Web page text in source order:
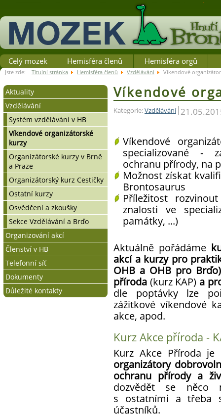
Celý mozek Hemisféra členů Hemisféra orgů
Jste zde: Titulní stránka Hemisféra členů Vzdělávání Víkendové
Aktuality
Zprávy/Výzvy
Důležitá sdělení
Kalendář vzdělávacích akcí
Terminář
Vzdělávání
Systém vzdělávání v HB
Víkendové organizátorské
kurzy
Organizátorské kurzy v Brně
a Praze
Organizátorský kurz Cestičky
Ostatní kurzy
Osvědčení a zkoušky
Sekce Vzdělávání a Brďo
Organizování akcí
Jak se stát organizátorem
Programové akce HB
Členství v HB
Jak se stát členem
Členské výhody
Práva a povinnosti člena
Telefonní síť
Jak se připojit
Podmínky připojení
Dokumenty
Stanovy
Důležité kontakty
Víkendové
Kategorie:Vzdělávání
Víkendové
specializované -
ochranu přírody, na
Možnost získat
Brontosaurus
Příležitost
znalosti ve
památky, ...)
Aktuálně pořádáme
akcí a kurzy pro
OHB a OHB pro
příroda (kurz KAP) a
dle poptávky lze
zážitkové víkendové
akce, apod.
Kurz Akce příroda -
Kurz Akce Příroda
organizátory
ochranu přírody a
dozvědět se něco
s ostatními a
účastníků.